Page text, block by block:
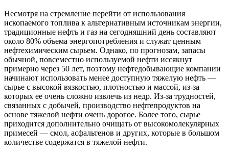
Несмотря на стремление перейти от использования
ископаемого топлива к альтернативным источникам энергии,
традиционные нефть и газ на сегодняшний день составляют
около 80% объема энергопотребления и служат ценным
нефтехимическим сырьем. Однако, по прогнозам, запасы
обычной, повсеместно используемой нефти иссякнут
примерно через 50 лет, поэтому нефтедобывающие компании
начинают использовать менее доступную тяжелую нефть —
сырье с высокой вязкостью, плотностью и массой, из-за
которых ее очень сложно извлечь из недр. Из-за трудностей,
связанных с добычей, производство нефтепродуктов на
основе тяжелой нефти очень дорогое. Более того, сырье
приходится дополнительно очищать от высокомолекулярных
примесей — смол, асфальтенов и других, которые в большом
количестве содержатся в тяжелой нефти.